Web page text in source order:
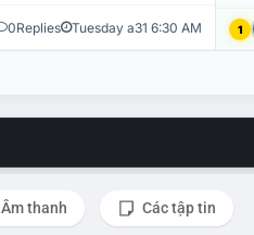
0Replies Tuesday a31 6:30 AM 1
Âm thanh Các tập tin